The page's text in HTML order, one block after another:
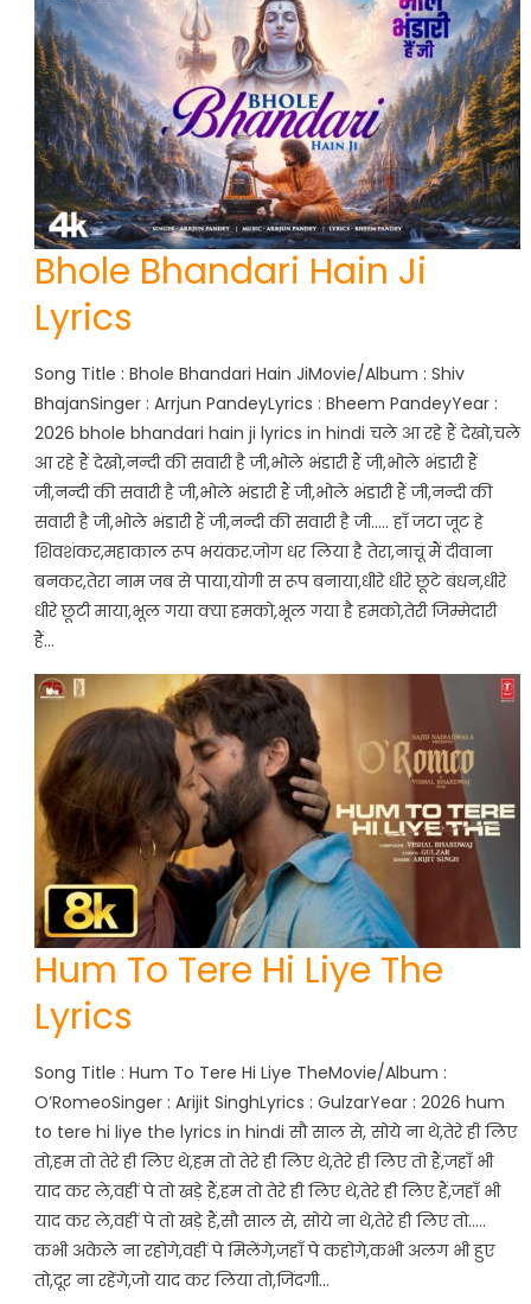
Bhole Bhandari Hain Ji
Lyrics
Song Title : Bhole Bhandari Hain JiMovie/Album : Shiv
BhajanSinger : Arrjun PandeyLyrics : Bheem PandeyYear :
2026 bhole bhandari hain ji lyrics in hindi चले आ रहे हैं देखो,चले
आ रहे हैं देखो,नन्दी की सवारी है जी,भोले भंडारी हैं जी,भोले भंडारी हैं
जी,नन्दी की सवारी है जी,भोले भंडारी हैं जी,भोले भंडारी हैं जी,नन्दी की
सवारी है जी,भोले भंडारी हैं जी,नन्दी की सवारी है जी….. हाँ जटा जूट हे
शिवशंकर,महाकाल रूप भयंकर.जोग धर लिया है तेरा,नाचूं मैं दीवाना
बनकर,तेरा नाम जब से पाया,योगी स रूप बनाया,धीरे धीरे छूटे बंधन,धीरे
धीरे छूटी माया,भूल गया क्या हमको,भूल गया है हमको,तेरी जिम्मेदारी
हैं…
Hum To Tere Hi Liye The
Lyrics
Song Title : Hum To Tere Hi Liye TheMovie/Album :
O’RomeoSinger : Arijit SinghLyrics : GulzarYear : 2026 hum
to tere hi liye the lyrics in hindi सौ साल से, सोये ना थे,तेरे ही लिए
तो,हम तो तेरे ही लिए थे,हम तो तेरे ही लिए थे,तेरे ही लिए तो हैं,जहाँ भी
याद कर ले,वहीं पे तो खड़े हैं,हम तो तेरे ही लिए थे,तेरे ही लिए हैं,जहाँ भी
याद कर ले,वहीं पे तो खड़े हैं,सौ साल से, सोये ना थे,तेरे ही लिए तो…..
कभी अकेले ना रहोगे,वहीं पे मिलेंगे,जहाँ पे कहोगे,कभी अलग भी हुए
तो,दूर ना रहेंगे,जो याद कर लिया तो,जिंदगी…